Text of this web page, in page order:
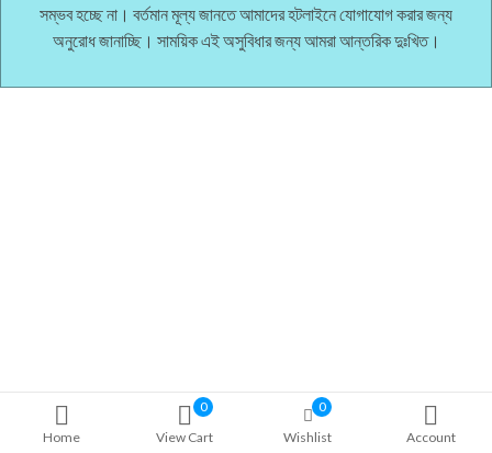
Home
0
View Cart
0
Wishlist
Account
সম্ভব হচ্ছে না। বর্তমান মূল্য জানতে আমাদের হটলাইনে যোগাযোগ করার জন্য
অনুরোধ জানাচ্ছি। সাময়িক এই অসুবিধার জন্য আমরা আন্তরিক দুঃখিত।